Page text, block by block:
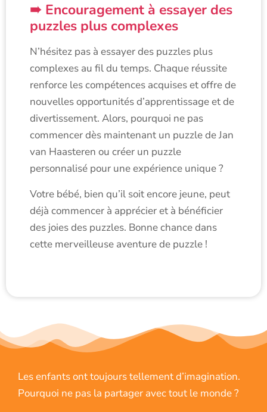
Encouragement à essayer des
puzzles plus complexes
N’hésitez pas à essayer des puzzles plus
complexes au fil du temps. Chaque réussite
renforce les compétences acquises et offre de
nouvelles opportunités d’apprentissage et de
divertissement. Alors, pourquoi ne pas
commencer dès maintenant un puzzle de Jan
van Haasteren ou créer un puzzle
personnalisé pour une expérience unique ?
Votre bébé, bien qu’il soit encore jeune, peut
déjà commencer à apprécier et à bénéficier
des joies des puzzles. Bonne chance dans
cette merveilleuse aventure de puzzle !
Les enfants ont toujours tellement d’imagination.
Pourquoi ne pas la partager avec tout le monde ?